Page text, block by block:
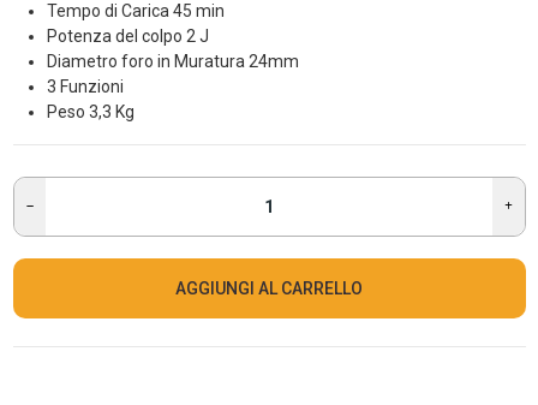
Tempo di Carica 45 min
Potenza del colpo 2 J
Diametro foro in Muratura 24mm
3 Funzioni
Peso 3,3 Kg
AGGIUNGI AL CARRELLO